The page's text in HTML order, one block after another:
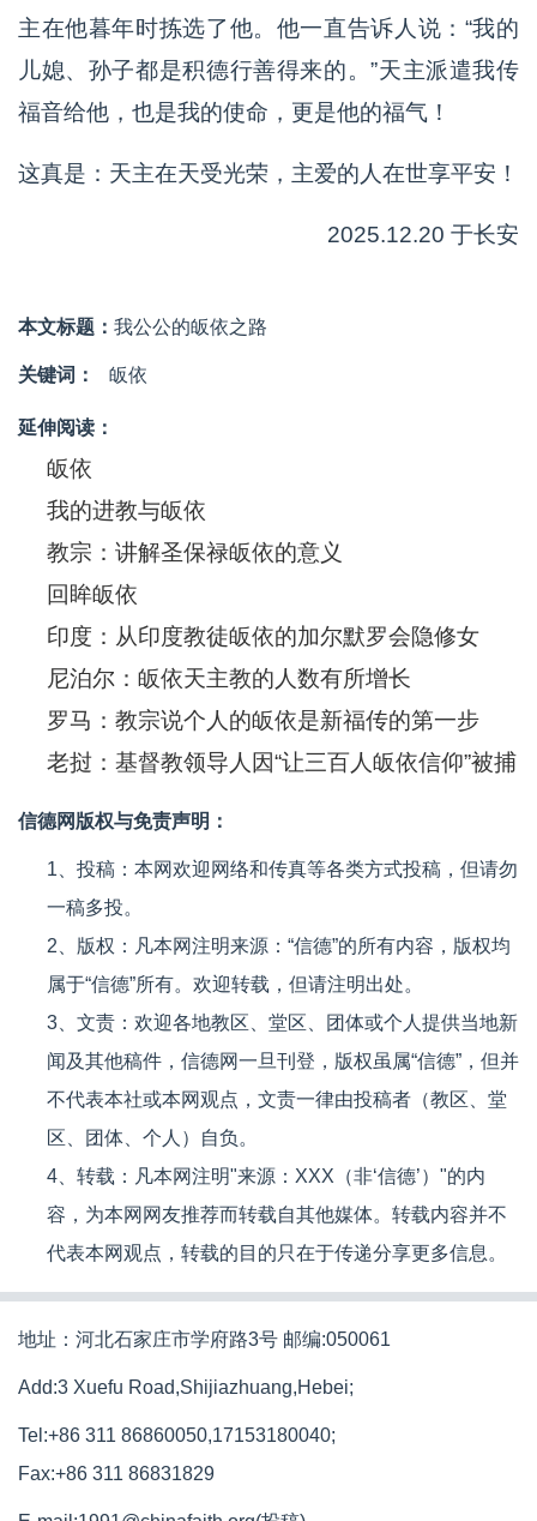
主在他暮年时拣选了他。他一直告诉人说：“我的
儿媳、孙子都是积德行善得来的。”天主派遣我传
福音给他，也是我的使命，更是他的福气！
这真是：天主在天受光荣，主爱的人在世享平安！
2025.12.20 于长安
本文标题： 我公公的皈依之路
关键词： 皈依
延伸阅读：
皈依
我的进教与皈依
教宗：讲解圣保禄皈依的意义
回眸皈依
印度：从印度教徒皈依的加尔默罗会隐修女
尼泊尔：皈依天主教的人数有所增长
罗马：教宗说个人的皈依是新福传的第一步
老挝：基督教领导人因“让三百人皈依信仰”被捕
信德网版权与免责声明：
1、投稿：本网欢迎网络和传真等各类方式投稿，但请勿
一稿多投。
2、版权：凡本网注明来源：“信德”的所有内容，版权均
属于“信德”所有。欢迎转载，但请注明出处。
3、文责：欢迎各地教区、堂区、团体或个人提供当地新
闻及其他稿件，信德网一旦刊登，版权虽属“信德”，但并
不代表本社或本网观点，文责一律由投稿者（教区、堂
区、团体、个人）自负。
4、转载：凡本网注明"来源：XXX（非‘信德’）"的内
容，为本网网友推荐而转载自其他媒体。转载内容并不
代表本网观点，转载的目的只在于传递分享更多信息。
地址：河北石家庄市学府路3号 邮编:050061
Add:3 Xuefu Road,Shijiazhuang,Hebei;
Tel:+86 311 86860050,17153180040;
Fax:+86 311 86831829